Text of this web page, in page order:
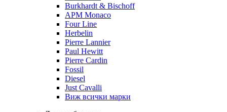
Burkhardt & Bischoff
APM Monaco
Four Line
Herbelin
Pierre Lannier
Paul Hewitt
Pierre Cardin
Fossil
Diesel
Just Cavalli
Виж всички марки